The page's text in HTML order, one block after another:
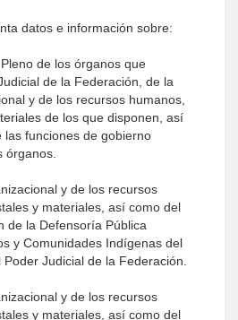
datos e información sobre:
de los órganos que
de la Federación, de la
y de los recursos humanos,
de los que disponen, así
las funciones de gobierno
órganos.
y de los recursos
y materiales, así como del
de la Defensoría Pública
y Comunidades Indígenas del
Judicial de la Federación.
y de los recursos
y materiales, así como del